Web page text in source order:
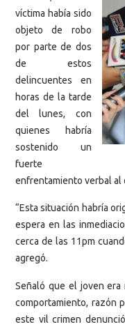
víctima había sido
objeto de robo
por parte de dos
de estos
delincuentes en
horas de la tarde
del lunes, con
quienes habría
sostenido un
fuerte
enfrentamiento verbal al
“Esta situación habría
espera en las
cerca de las 11pm
agregó.
Señaló que el joven
comportamiento, razón
este vil crimen